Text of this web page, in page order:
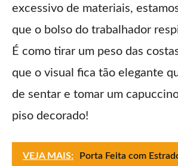
excessivo de materiais,
que o bolso do trabalhador
É como tirar um peso das
que o visual fica tão elegante
de sentar e tomar um
piso decorado!
VEJA MAIS: Porta Feita com